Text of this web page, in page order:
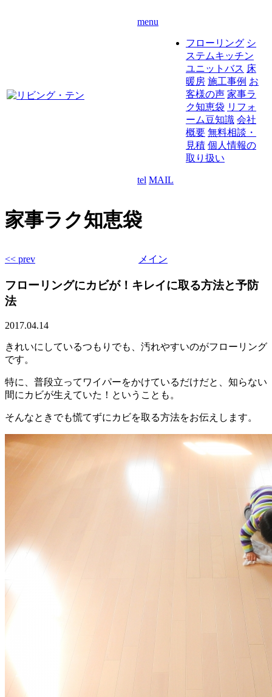
menu
フローリング シ
ステムキッチン
ユニットバス 床
暖房 施工事例 お
客様の声 家事ラ
ク知恵袋 リフォ
ーム豆知識 会社
概要 無料相談・
見積 個人情報の
取り扱い
tel MAIL
家事ラク知恵袋
<< prev メイン
フローリングにカビが！キレイに取る方法と予防
法
2017.04.14
きれいにしているつもりでも、汚れやすいのがフローリング
です。
特に、普段立ってワイパーをかけているだけだと、知らない
間にカビが生えていた！ということも。
そんなときでも慌てずにカビを取る方法をお伝えします。